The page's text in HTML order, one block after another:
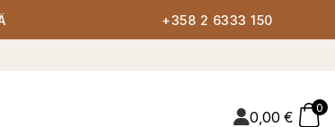
+358 2 6333 150
0,00 €
0